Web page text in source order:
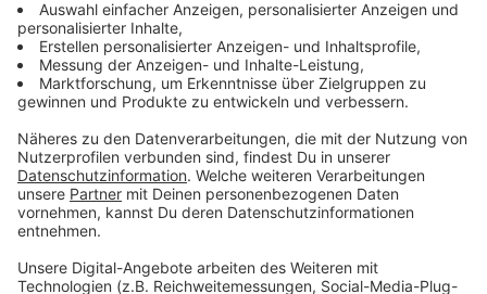
haben solltet, oder euren nicht mehr findet, müsst ihr
euch dringend beim Wahlamt melden – bis zum 22.
Februar könnt ihr die Wahlscheine noch neu
beantragen.Die Infos dazu findet ihr hier.Eine
die Unterlagen vor Ort im Briefwahlbüro in der
Hauptstraße 137 auszufüllen oder sie dort fertig
ausgefüllt abzugeben.
Ihr wisst noch nicht, wen ihr wählen werdet?Hier ist